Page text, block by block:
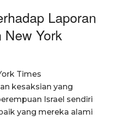
Laporan
New York
Times
kesaksian yang
Israel sendiri
yang mereka alami